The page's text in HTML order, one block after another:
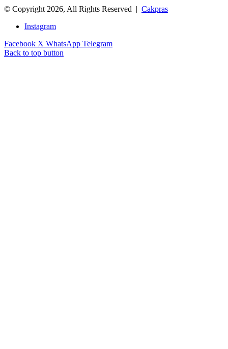
© Copyright 2026, All Rights Reserved | Cakpras
Instagram
Facebook X WhatsApp Telegram
Back to top button